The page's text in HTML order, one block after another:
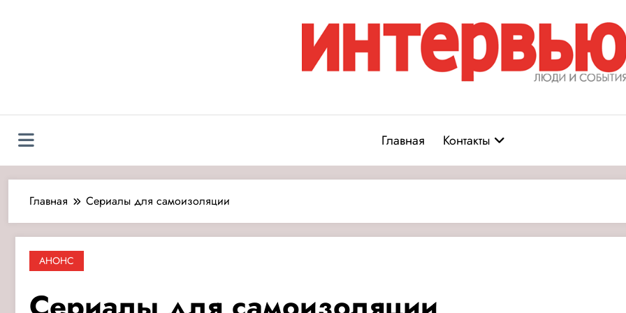
Журнал «Интервью: Люди и
Главная
Контакты
Главная Сериалы для самоизоляции
АНОНС